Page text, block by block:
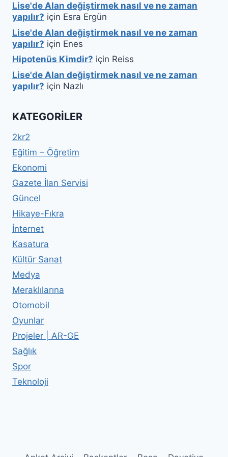
Lise'de Alan değiştirmek nasıl ve ne zaman
yapılır? için Esra Ergün
Lise'de Alan değiştirmek nasıl ve ne zaman
yapılır? için Enes
Hipotenüs Kimdir? için Reiss
Lise'de Alan değiştirmek nasıl ve ne zaman
yapılır? için Nazlı
KATEGORILER
2kr2
Eğitim – Öğretim
Ekonomi
Gazete İlan Servisi
Güncel
Hikaye-Fıkra
İnternet
Kasatura
Kültür Sanat
Medya
Meraklılarına
Otomobil
Oyunlar
Projeler | AR-GE
Sağlık
Spor
Teknoloji